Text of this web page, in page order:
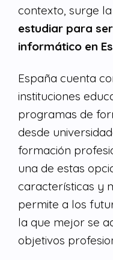
contexto, surge
estudiar para
informático en
España cuenta
instituciones
programas de
desde
formación
una de estas
características y
permite a los
la que mejor se
objetivos